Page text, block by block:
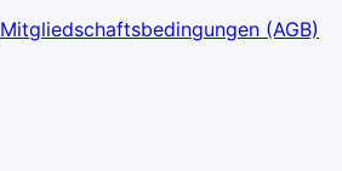
Mitgliedschaftsbedingungen (AGB)